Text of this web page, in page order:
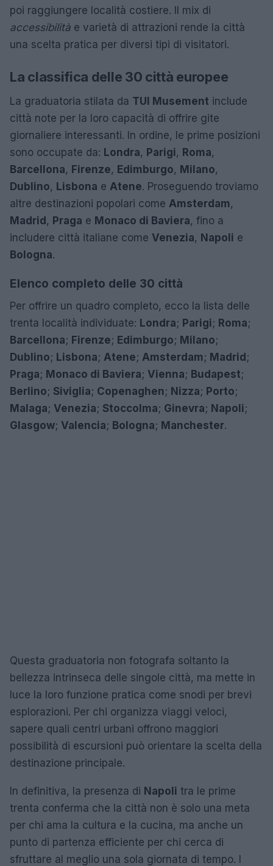
poi raggiungere località costiere. Il mix di
accessibilità e varietà di attrazioni rende la città
una scelta pratica per diversi tipi di visitatori.
La classifica delle 30 città europee
La graduatoria stilata da TUI Musement include
città note per la loro capacità di offrire gite
giornaliere interessanti. In ordine, le prime posizioni
sono occupate da: Londra, Parigi, Roma,
Barcellona, Firenze, Edimburgo, Milano,
Dublino, Lisbona e Atene. Proseguendo troviamo
altre destinazioni popolari come Amsterdam,
Madrid , Praga e Monaco di Baviera, fino a
includere città italiane come Venezia, Napoli e
Bologna.
Elenco completo delle 30 città
Per offrire un quadro completo, ecco la lista delle
trenta località individuate: Londra; Parigi; Roma;
Barcellona; Firenze; Edimburgo; Milano;
Dublino; Lisbona; Atene; Amsterdam; Madrid ;
Praga; Monaco di Baviera; Vienna; Budapest;
Berlino; Siviglia; Copenaghen; Nizza; Porto;
Malaga; Venezia; Stoccolma; Ginevra; Napoli;
Glasgow; Valencia; Bologna; Manchester.
Questa graduatoria non fotografa soltanto la
bellezza intrinseca delle singole città, ma mette in
luce la loro funzione pratica come snodi per brevi
esplorazioni. Per chi organizza viaggi veloci,
sapere quali centri urbani offrono maggiori
possibilità di escursioni può orientare la scelta della
destinazione principale.
In definitiva, la presenza di Napoli tra le prime
trenta conferma che la città non è solo una meta
per chi ama la cultura e la cucina, ma anche un
punto di partenza efficiente per chi cerca di
sfruttare al meglio una sola giornata di tempo. I